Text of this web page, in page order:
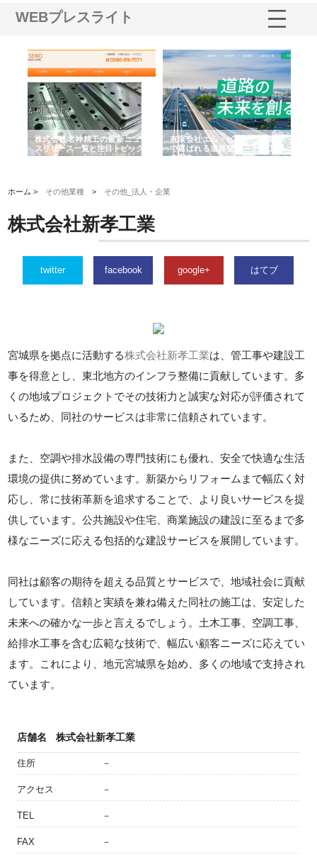
WEBプレスライト
株式会社名神精工の最新ニュー
スリリース一覧と注目トピック
有限会社エム・ビルドが南多摩
で選ばれる道路舗装と土木工事
の実力
ホーム > その他業種 > その他_法人・企業
株式会社新孝工業
twitter facebook google+ はてブ
宮城県を拠点に活動する株式会社新孝工業は、管工事や建設工
事を得意とし、東北地方のインフラ整備に貢献しています。多
くの地域プロジェクトでその技術力と誠実な対応が評価されて
いるため、同社のサービスは非常に信頼されています。
また、空調や排水設備の専門技術にも優れ、安全で快適な生活
環境の提供に努めています。新築からリフォームまで幅広く対
応し、常に技術革新を追求することで、より良いサービスを提
供しています。公共施設や住宅、商業施設の建設に至るまで多
様なニーズに応える包括的な建設サービスを展開しています。
同社は顧客の期待を超える品質とサービスで、地域社会に貢献
しています。信頼と実績を兼ね備えた同社の施工は、安定した
未来への確かな一歩と言えるでしょう。土木工事、空調工事、
給排水工事を含む広範な技術で、幅広い顧客ニーズに応えてい
ます。これにより、地元宮城県を始め、多くの地域で支持され
ています。
店舗名 株式会社新孝工業
住所 －
アクセス －
TEL －
FAX －